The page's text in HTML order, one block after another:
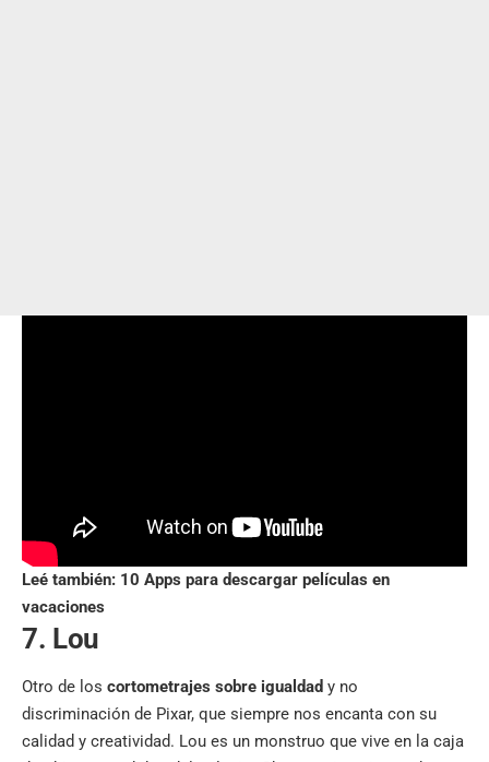
Leé también: 10 Apps para descargar películas en
vacaciones
7. Lou
Otro de los cortometrajes sobre igualdad y no
discriminación de Pixar, que siempre nos encanta con su
calidad y creatividad. Lou es un monstruo que vive en la caja